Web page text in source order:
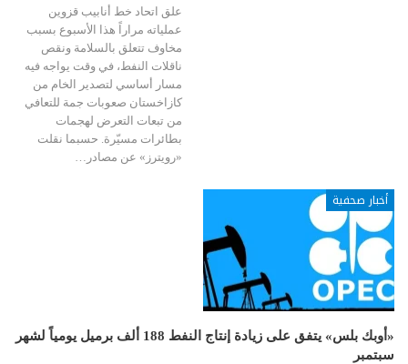
علق اتحاد خط أنابيب قزوين
عملياته مراراً هذا الأسبوع بسبب
مخاوف تتعلق بالسلامة ونقص
ناقلات النفط، في وقت يواجه فيه
مسار أساسي لتصدير الخام من
كازاخستان صعوبات جمة للتعافي
من تبعات التعرض لهجمات
بطائرات مسيّرة. حسبما نقلت
«رويترز» عن مصادر…
أخبار صحفية
«أوبك بلس» يتفق على زيادة إنتاج النفط 188 ألف برميل يومياً لشهر
سبتمبر